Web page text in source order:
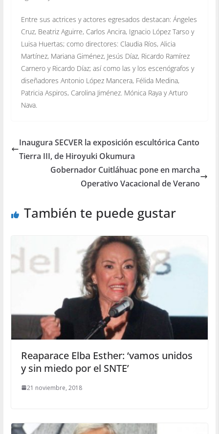
Entre sus actrices y actores egresados destacan: Ángeles
Cruz, Beatriz Aguirre, Carlos Ancira, Ignacio López Tarso y
Luisa Huertas; como directores: Claudia Ríos, Alicia
Martínez, Mariana Giménez, Jesús Díaz, Ricardo Ramírez
Carnero y Ricardo Díaz; así como las y los escenógrafos y
diseñadores Antonio López Mancera, Félida Medina,
Patricia Aspiros, Carolina Jiménez. Mónica Raya y Arturo
Nava.
Inaugura SECVER la exposición escultórica Canto
Tierra III, de Hiroyuki Okumura
Gobernador Cuitláhuac pone en marcha
Operativo Vacacional de Verano
También te puede gustar
Reaparace Elba Esther: ‘vamos unidos
y sin miedo por el SNTE’
21 noviembre, 2018